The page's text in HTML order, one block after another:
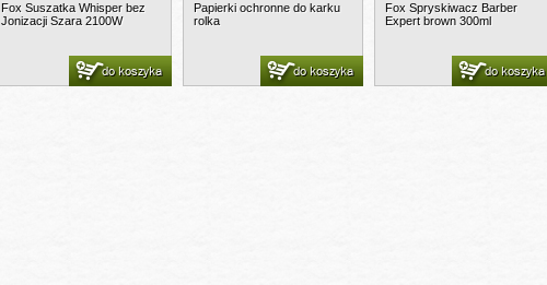
Fox Suszatka Whisper bez
Jonizacji Szara 2100W
do koszyka
Papierki ochronne do karku
rolka
do koszyka
Fox Spryskiwacz Barber
Expert brown 300ml
do koszyka